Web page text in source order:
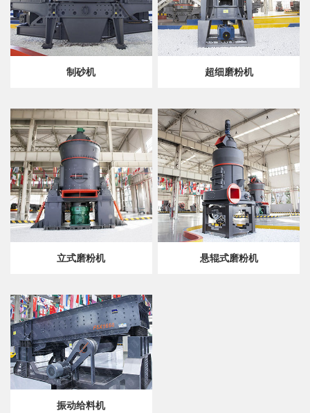
制砂机 超细磨粉机
立式磨粉机 悬辊式磨粉机
振动给料机